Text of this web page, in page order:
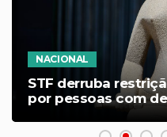
NACIONAL
STF derruba
por pessoas com